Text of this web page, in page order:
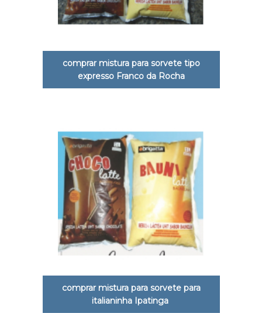
comprar mistura para sorvete tipo
expresso Franco da Rocha
comprar mistura para sorvete para
italianinha Ipatinga